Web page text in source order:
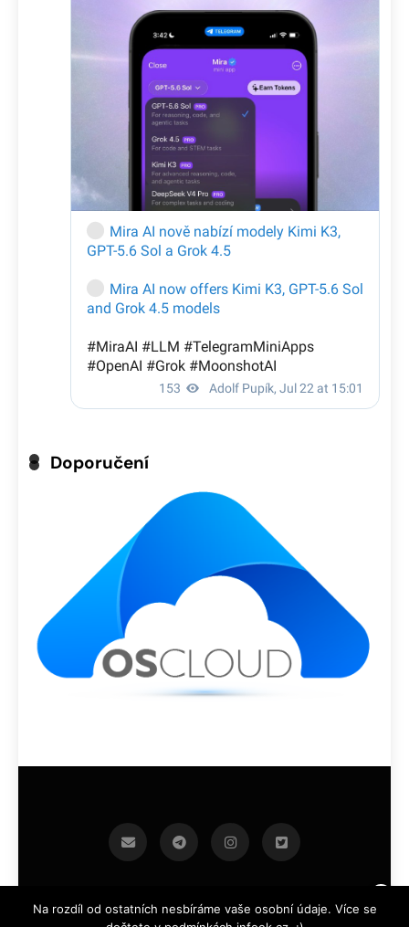
Doporučení
infoek.cz 2026.Developed By BlazeThemes .
Na rozdíl od ostatních nesbíráme vaše osobní údaje. Více se